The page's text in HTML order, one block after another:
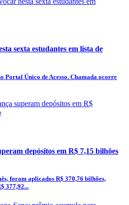
sexta estudantes em lista de
Portal Único de Acesso. Chamada ocorre
depósitos em R$ 7,15 bilhões
foram aplicados R$ 370,76 bilhões,
377,92...